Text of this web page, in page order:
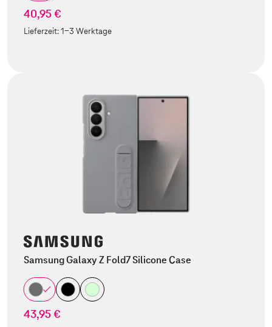
40,95 €
Lieferzeit:1-3 Werktage
Samsung Galaxy Z Fold7 Silicone Case
43,95 €